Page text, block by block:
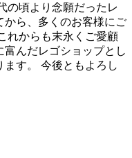
の頃より念願だったレ
から、多くのお客様にご
れからも末永くご愛顧
んだレゴショップとし
す。 今後ともよろし